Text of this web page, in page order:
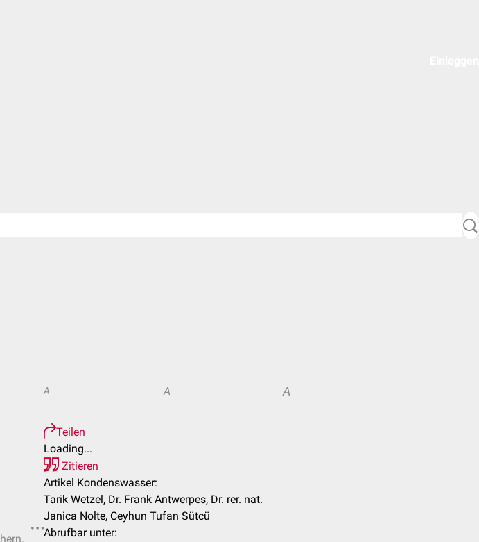
A A A
Teilen
Loading...
Zitieren
Artikel Kondenswasser:
Tarik Wetzel, Dr. Frank Antwerpes, Dr. rer. nat.
Janica Nolte, Ceyhun Tufan Sütcü
Abrufbar unter: